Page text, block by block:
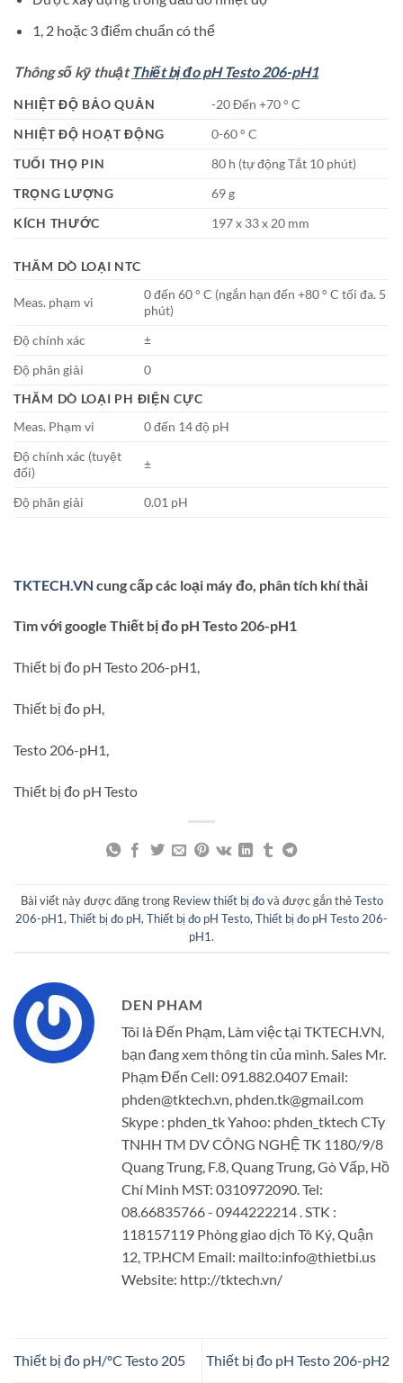
1, 2 hoặc 3 điểm chuẩn có thể
Thông số kỹ thuậtThiết bị đo pH Testo 206-pH1
NHIỆT ĐỘ BẢO QUẢN
-20 Đến +70 ° C
NHIỆT ĐỘ HOẠT ĐỘNG
0-60 ° C
TUỔI THỌ PIN
80 h (tự động Tắt 10 phút)
TRỌNG LƯỢNG
69 g
KÍCH THƯỚC
197 x 33 x 20 mm
THĂM DÒ LOẠI NTC
Meas. phạm vi
0 đến 60 ° C (ngắn hạn đến +80 ° C tối đa. 5
phút)
Độ chính xác
±
Độ phân giải
0
THĂM DÒ LOẠI PH ĐIỆN CỰC
Meas. Phạm vi
0 đến 14 độ pH
Độ chính xác (tuyệt
đối)
±
Độ phân giải 0.01 pH
TKTECH.VN cung cấp các loại máy đo, phân tích khí thải
Tìm với google Thiết bị đo pH Testo 206-pH1
Thiết bị đo pH Testo 206-pH1,
Thiết bị đo pH,
Testo 206-pH1,
Thiết bị đo pH Testo
Bài viết này được đăng trong Review thiết bị đovà được gắn thẻTesto
206-pH1, Thiết bị đo pH, Thiết bị đo pH Testo, Thiết bị đo pH Testo 206-
pH1.
DEN PHAM
Tôi là Đến Phạm, Làm việc tại TKTECH.VN,
bạn đang xem thông tin của mình. Sales Mr.
Phạm Đến Cell: 091.882.0407 Email:
phden@tktech.vn, phden.tk@gmail.com
Skype : phden_tk Yahoo: phden_tktech CTy
TNHH TM DV CÔNG NGHỆ TK 1180/9/8
Quang Trung, F.8, Quang Trung, Gò Vấp, Hồ
Chí Minh MST: 0310972090. Tel:
08.66835766 - 0944222214 . STK :
118157119 Phòng giao dịch Tô Ký, Quận
12, TP.HCM Email: mailto:info@thietbi.us
Website: http://tktech.vn/
Thiết bị đo pH/ºC Testo 205 Thiết bị đo pH Testo 206-pH2